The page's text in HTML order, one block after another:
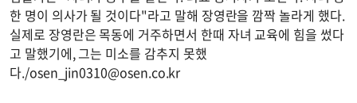
한 명이 의사가 될 것이다"라고 말해 장영란을 깜짝 놀라게 했다.
실제로 장영란은 목동에 거주하면서 한때 자녀 교육에 힘을 썼다
고 말했기에, 그는 미소를 감추지 못했
다./osen_jin0310@osen.co.kr